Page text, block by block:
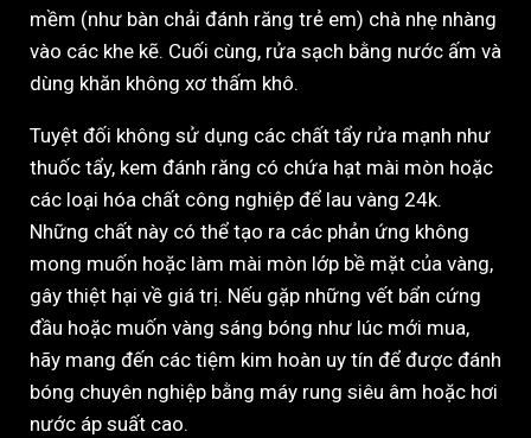
mềm (như bàn chải đánh răng trẻ em) chà nhẹ nhàng
vào các khe kẽ. Cuối cùng, rửa sạch bằng nước ấm và
dùng khăn không xơ thấm khô.
Tuyệt đối không sử dụng các chất tẩy rửa mạnh như
thuốc tẩy, kem đánh răng có chứa hạt mài mòn hoặc
các loại hóa chất công nghiệp để lau vàng 24k.
Những chất này có thể tạo ra các phản ứng không
mong muốn hoặc làm mài mòn lớp bề mặt của vàng,
gây thiệt hại về giá trị. Nếu gặp những vết bẩn cứng
đầu hoặc muốn vàng sáng bóng như lúc mới mua,
hãy mang đến các tiệm kim hoàn uy tín để được đánh
bóng chuyên nghiệp bằng máy rung siêu âm hoặc hơi
nước áp suất cao.